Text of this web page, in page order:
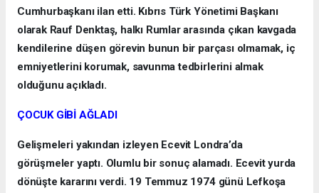
Cumhurbaşkanı ilan etti. Kıbrıs Türk Yönetimi Başkanı
olarak Rauf Denktaş, halkı Rumlar arasında çıkan kavgada
kendilerine düşen görevin bunun bir parçası olmamak, iç
emniyetlerini korumak, savunma tedbirlerini almak
olduğunu açıkladı.
ÇOCUK GİBİ AĞLADI
Gelişmeleri yakından izleyen Ecevit Londra’da
görüşmeler yaptı. Olumlu bir sonuç alamadı. Ecevit yurda
dönüşte kararını verdi. 19 Temmuz 1974 günü Lefkoşa